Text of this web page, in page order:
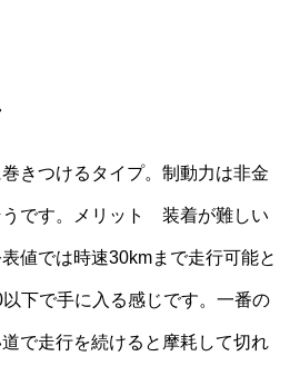
きつけるタイプ。制動力は非金
うです。メリット 装着が難しい
値では時速30kmまで走行可能と
下で手に入る感じです。一番の
で走行を続けると摩耗して切れ